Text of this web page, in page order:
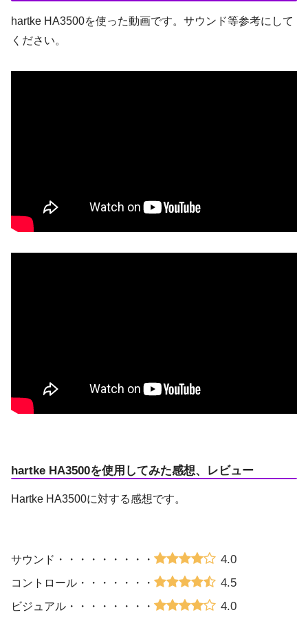
hartke HA3500を使った動画です。サウンド等参考にして
ください。
hartke HA3500を使用してみた感想、レビュー
Hartke HA3500に対する感想です。
サウンド・・・・・・・・・ 4.0
コントロール・・・・・・・ 4.5
ビジュアル・・・・・・・・ 4.0